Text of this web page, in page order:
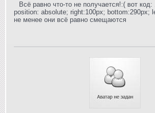
Всё равно что-то не получается!:( вот
position: absolute; right:100px; bottom:290px;
не менее они всё равно смещаются